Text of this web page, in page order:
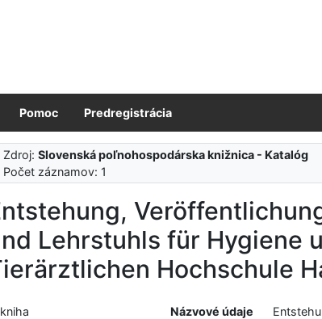
Pomoc Predregistrácia
Zdroj:Slovenská poľnohospodárska knižnica - Katalóg
Počet záznamov: 1
Lehrstuhls für Hygiene
Hochschule
Názvové údaje